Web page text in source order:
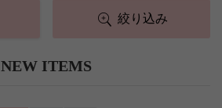
絞り込み
NEW ITEMS